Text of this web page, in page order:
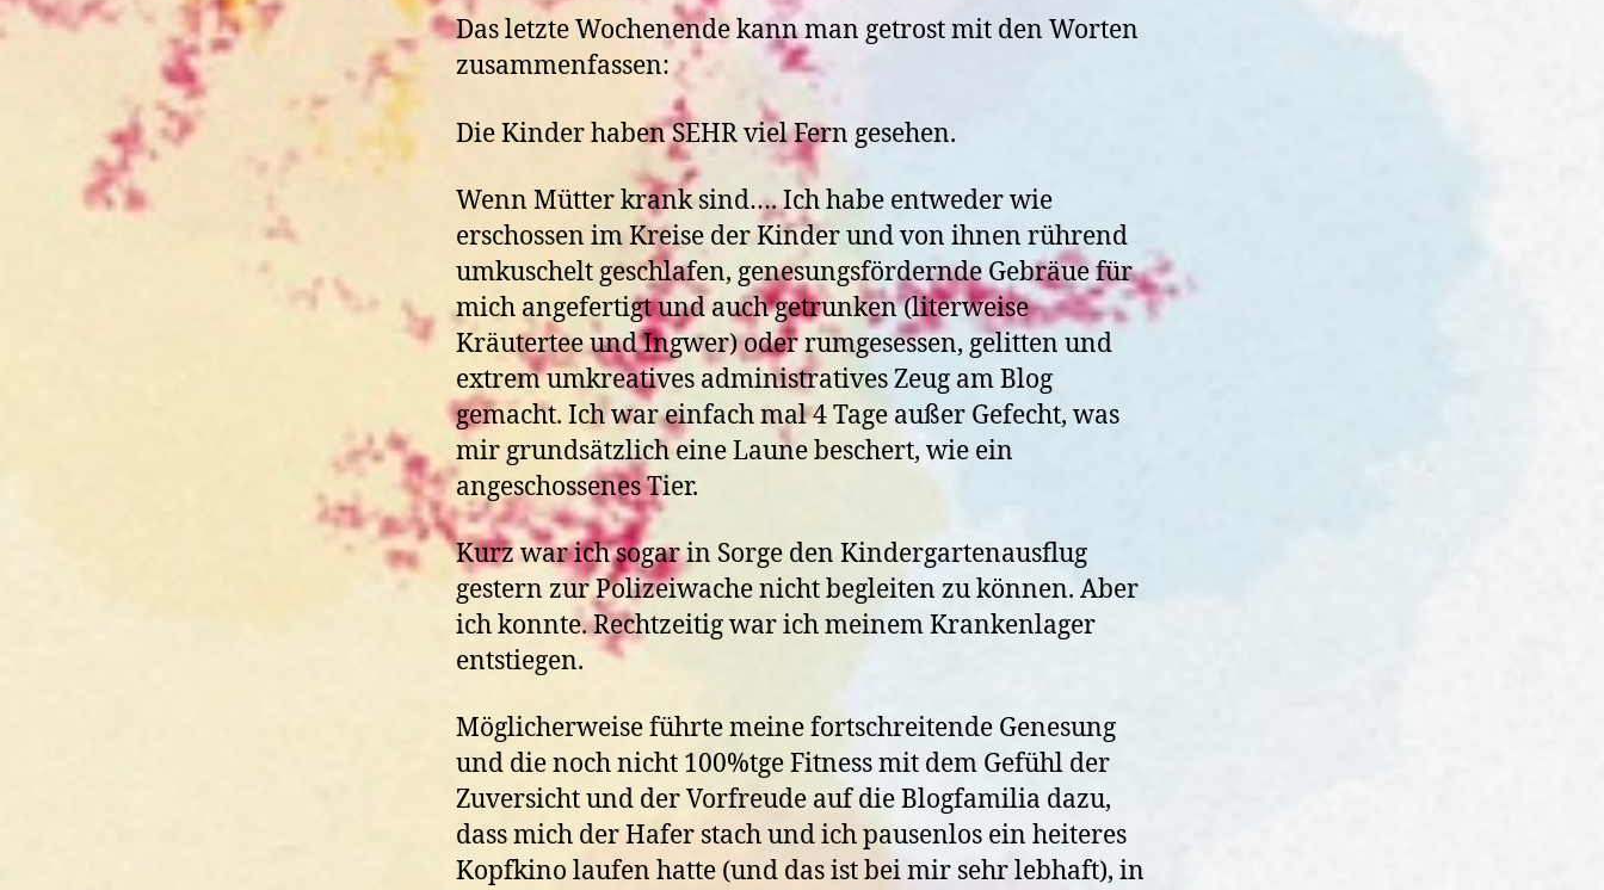
Das letzte Wochenende kann man getrost mit den Worten
zusammenfassen:
Die Kinder haben SEHR viel Fern gesehen.
Wenn Mütter krank sind…. Ich habe entweder wie
erschossen im Kreise der Kinder und von ihnen rührend
umkuschelt geschlafen, genesungsfördernde Gebräue für
mich angefertigt und auch getrunken (literweise
Kräutertee und Ingwer) oder rumgesessen, gelitten und
extrem umkreatives administratives Zeug am Blog
gemacht. Ich war einfach mal 4 Tage außer Gefecht, was
mir grundsätzlich eine Laune beschert, wie ein
angeschossenes Tier.
Kurz war ich sogar in Sorge den Kindergartenausflug
gestern zur Polizeiwache nicht begleiten zu können. Aber
ich konnte. Rechtzeitig war ich meinem Krankenlager
entstiegen.
Möglicherweise führte meine fortschreitende Genesung
und die noch nicht 100%tge Fitness mit dem Gefühl der
Zuversicht und der Vorfreude auf die Blogfamilia dazu,
dass mich der Hafer stach und ich pausenlos ein heiteres
Kopfkino laufen hatte (und das ist bei mir sehr lebhaft), in